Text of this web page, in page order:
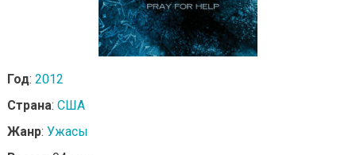
Год: 2012
Страна: США
Жанр: Ужасы